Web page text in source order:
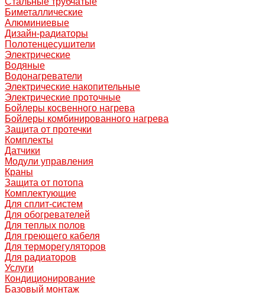
Биметаллические
Алюминиевые
Дизайн-радиаторы
Полотенцесушители
Электрические
Водяные
Водонагреватели
Электрические накопительные
Электрические проточные
Бойлеры косвенного нагрева
Бойлеры комбинированного нагрева
Защита от протечки
Комплекты
Датчики
Модули управления
Краны
Защита от потопа
Комплектующие
Для сплит-систем
Для обогревателей
Для теплых полов
Для греющего кабеля
Для терморегуляторов
Для радиаторов
Услуги
Кондиционирование
Базовый монтаж